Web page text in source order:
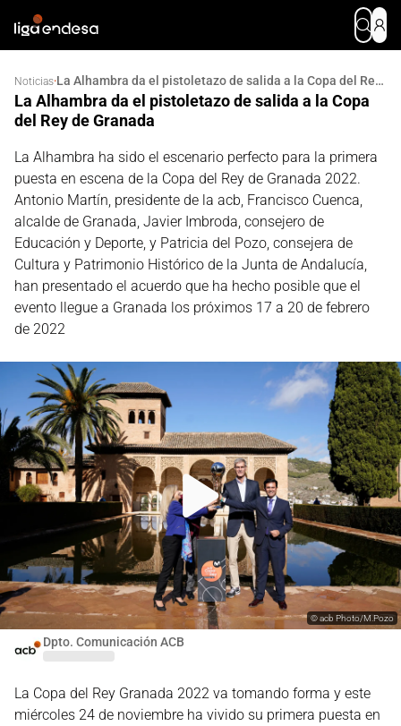
Noticias· La Alhambra da el pistoletazo de salida a la Copa del Rey de Granada
La Alhambra da el pistoletazo de salida a la Copa
del Rey de Granada
La Alhambra ha sido el escenario perfecto para la primera
puesta en escena de la Copa del Rey de Granada 2022.
Antonio Martín, presidente de la acb, Francisco Cuenca,
alcalde de Granada, Javier Imbroda, consejero de
Educación y Deporte, y Patricia del Pozo, consejera de
Cultura y Patrimonio Histórico de la Junta de Andalucía,
han presentado el acuerdo que ha hecho posible que el
evento llegue a Granada los próximos 17 a 20 de febrero
de 2022
Dpto. Comunicación ACB
©acb Photo/M.Pozo
La Copa del Rey Granada 2022 va tomando forma y este
miércoles 24 de noviembre ha vivido su primera puesta en